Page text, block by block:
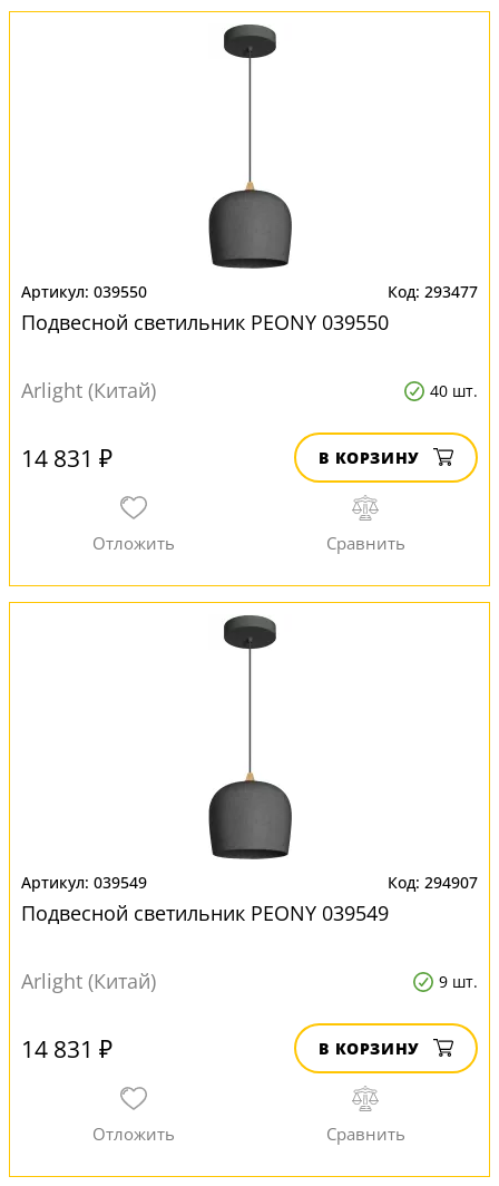
039550 293477
Подвесной светильник PEONY 039550
Arlight (Китай) 40 шт.
14 831 ₽ В КОРЗИНУ
039549 294907
Подвесной светильник PEONY 039549
Arlight (Китай) 9 шт.
14 831 ₽ В КОРЗИНУ